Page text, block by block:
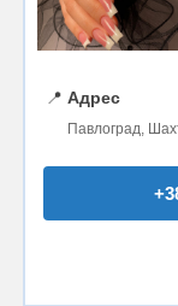
📍 Адрес
Павлоград,